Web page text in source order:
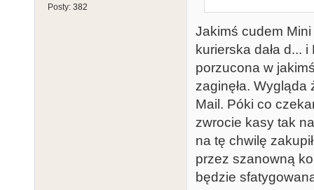
Posty: 382
Jakimś cudem Mini
kurierska dała d...
porzucona w
zaginęła.
Mail. Póki co
zwrocie kasy tak
na tę chwilę
przez szanowną
będzie